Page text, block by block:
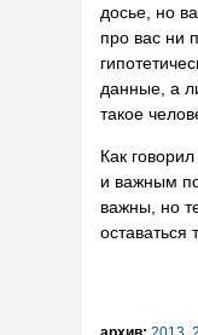
досье, но
про вас ни
данные, а
такое
Как
и важным
важны, но
оставаться
архив: 2013